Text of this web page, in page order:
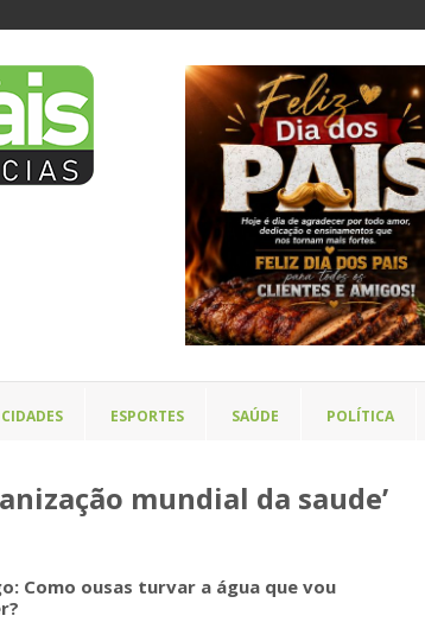
CIDADES ESPORTES SAÚDE POLÍTICA
mundial da saude’
Como ousas turvar a água que vou